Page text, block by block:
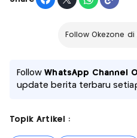
Follow Okezone
FollowWhatsApp Channel
update berita terbaru
Topik Artikel :